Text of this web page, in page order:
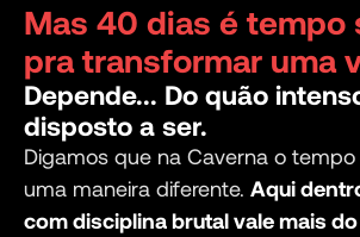
Mas 40 dias é tempo
pra transformar uma
Depende... Do quão
disposto a ser.
Digamos que na Caverna o
uma maneira diferente. Aqui
com disciplina brutal vale mais